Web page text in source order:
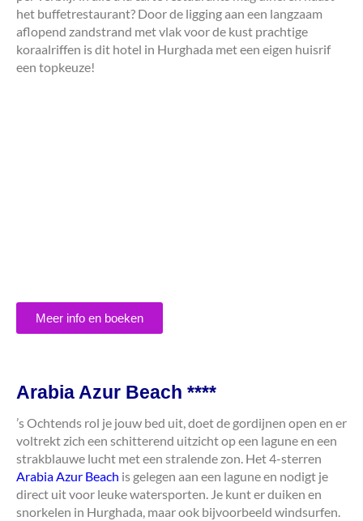
het buffetrestaurant? Door de ligging aan een langzaam
aflopend zandstrand met vlak voor de kust prachtige
koraalriffen is dit hotel in Hurghada met een eigen huisrif
een topkeuze!
Meer info en boeken
Arabia Azur Beach ****
’s Ochtends rol je jouw bed uit, doet de gordijnen open en er
voltrekt zich een schitterend uitzicht op een lagune en een
strakblauwe lucht met een stralende zon. Het 4-sterren
Arabia Azur Beach is gelegen aan een lagune en nodigt je
direct uit voor leuke watersporten. Je kunt er duiken en
snorkelen in Hurghada, maar ook bijvoorbeeld windsurfen.